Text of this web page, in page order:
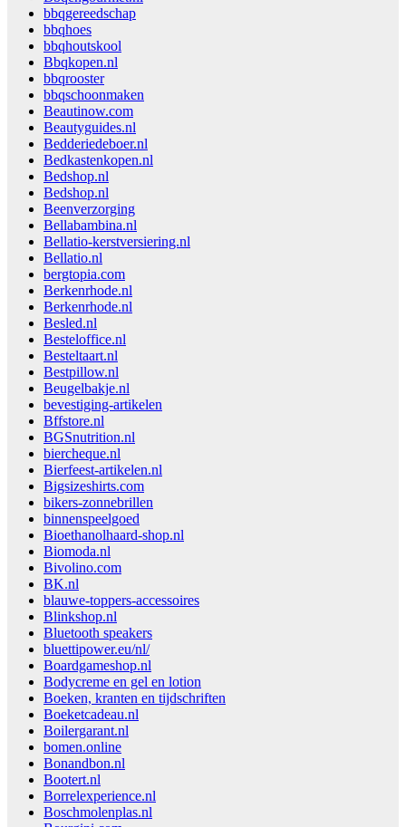
bbqgereedschap
bbqhoes
bbqhoutskool
Bbqkopen.nl
bbqrooster
bbqschoonmaken
Beautinow.com
Beautyguides.nl
Bedderiedeboer.nl
Bedkastenkopen.nl
Bedshop.nl
Bedshop.nl
Beenverzorging
Bellabambina.nl
Bellatio-kerstversiering.nl
Bellatio.nl
bergtopia.com
Berkenrhode.nl
Berkenrhode.nl
Besled.nl
Besteloffice.nl
Besteltaart.nl
Bestpillow.nl
Beugelbakje.nl
bevestiging-artikelen
Bffstore.nl
BGSnutrition.nl
biercheque.nl
Bierfeest-artikelen.nl
Bigsizeshirts.com
bikers-zonnebrillen
binnenspeelgoed
Bioethanolhaard-shop.nl
Biomoda.nl
Bivolino.com
BK.nl
blauwe-toppers-accessoires
Blinkshop.nl
Bluetooth speakers
bluettipower.eu/nl/
Boardgameshop.nl
Bodycreme en gel en lotion
Boeken, kranten en tijdschriften
Boeketcadeau.nl
Boilergarant.nl
bomen.online
Bonandbon.nl
Bootert.nl
Borrelexperience.nl
Boschmolenplas.nl